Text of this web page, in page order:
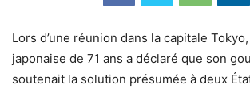
Lors d’une réunion dans la capitale
japonaise de 71 ans a déclaré que son
soutenait la solution présumée à deux